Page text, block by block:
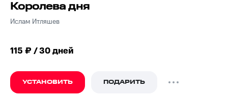
Королева дня
Ислам Итляшев
115 ₽ / 30 дней
УСТАНОВИТЬ ПОДАРИТЬ